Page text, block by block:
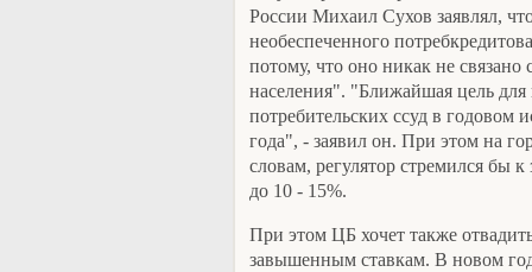
России Михаил Сухов заявлял,
необеспеченного
потому, что оно никак не
населения". "Ближайшая цель для
потребительских ссуд в годовом
года", - заявил он. При этом на
словам, регулятор стремился бы
до 10 - 15%.
При этом ЦБ хочет также
завышенным ставкам. В новом